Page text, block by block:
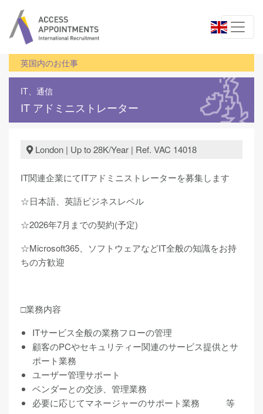
英国内のお仕事
IT、通信
IT アドミニストレーター
London | Up to 28K/Year | Ref. VAC 14018
IT関連企業にてITアドミニストレーターを募集します
☆日本語、英語ビジネスレベル
☆2026年7月までの契約(予定)
☆Microsoft365、ソフトウェアなどIT全般の知識をお持
ちの方歓迎
□業務内容
ITサービス全般の業務フローの管理
顧客のPCやセキュリティー関連のサービス提供とサ
ポート業務
ユーザー管理サポート
ベンダーとの交渉、管理業務
必要に応じてマネージャーのサポート業務 等